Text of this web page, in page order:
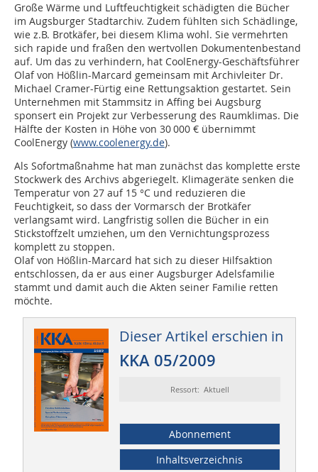
Große Wärme und Luftfeuchtig­keit schädigten die Bücher
im Augs­burger Stadtarchiv. Zudem fühlten sich Schädlinge,
wie z.B. Brotkäfer, bei diesem Klima wohl. Sie vermehrten
sich rapide und fraßen den wertvollen Dokumentenbestand
auf. Um das zu verhindern, hat CoolEnergy-Geschäftsführer
Olaf von Hößlin-Marcard gemeinsam mit Archivleiter Dr.
Michael Cramer-Fürtig eine Rettungsaktion gestartet. Sein
Unternehmen mit Stammsitz in Affing bei Augsburg
sponsert ein Projekt zur Verbesserung des Raumklimas. Die
Hälfte der Kosten in Höhe von 30 000 € übernimmt
CoolEnergy (www.coolenergy.de).
Als Sofortmaßnahme hat man zunächst das komplette erste
Stockwerk des Archivs abgeriegelt. Klimageräte senken die
Temperatur von 27 auf 15 °C und reduzieren die
Feuchtigkeit, so dass der Vormarsch der Brotkäfer
verlangsamt wird. Langfristig sollen die Bücher in ein
Stickstoffzelt umziehen, um den Vernichtungsprozess
komplett zu stoppen.
Olaf von Hößlin-Marcard hat sich zu dieser Hilfsaktion
entschlossen, da er aus einer Augsburger Adelsfamilie
stammt und damit auch die Akten seiner Familie retten
möchte.
Dieser Artikel erschien in
KKA 05/2009
Ressort: Aktuell
Abonnement
Inhaltsverzeichnis